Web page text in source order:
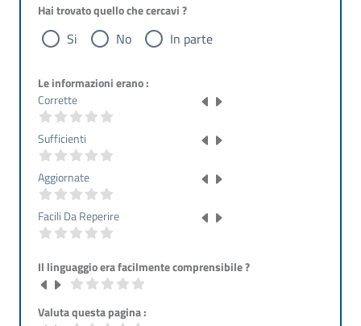
Hai trovato quello che cercavi ?
Si No In parte
Le informazioni erano :
Corrette
Sufficienti
Aggiornate
Facili Da Reperire
Il linguaggio era facilmente comprensibile ?
Valuta questa pagina :